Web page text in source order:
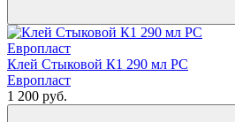
Клей Стыковой К1 290 мл РС
Европласт
1 200 руб.